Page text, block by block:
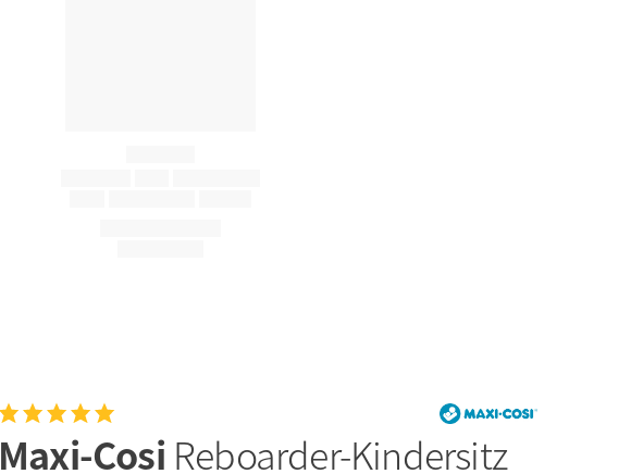
Maxi-Cosi Reboarder-Kindersitz